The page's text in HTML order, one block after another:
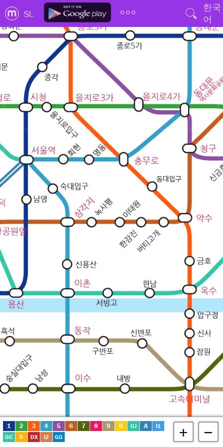
SL
한국
어
1 2 3 4 5 6 7 8 9 B GJ A
I1
GC
S DX I2 GG + −